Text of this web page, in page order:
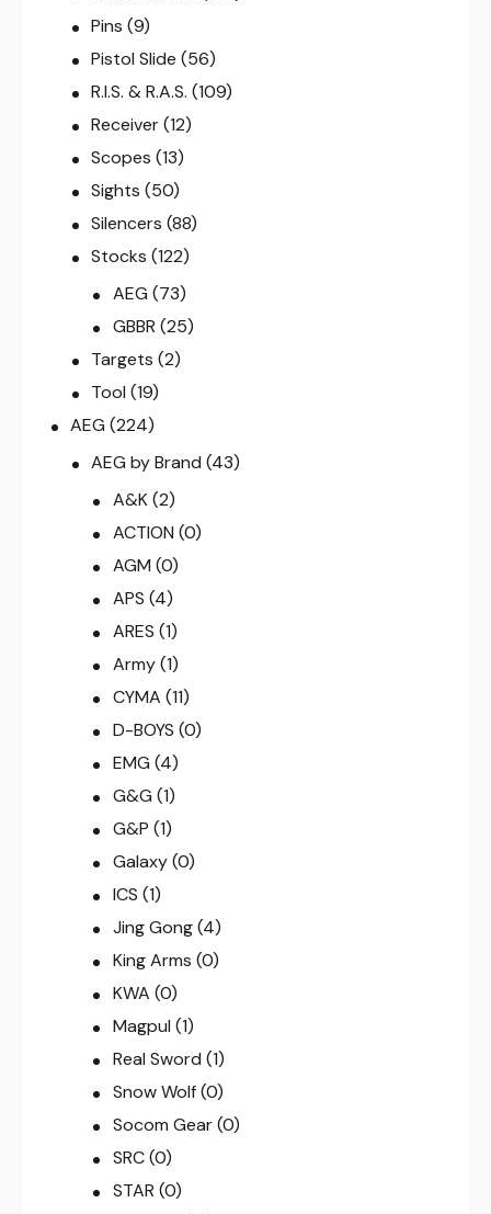
Pins (9)
Pistol Slide (56)
R.I.S. & R.A.S. (109)
Receiver (12)
Scopes (13)
Sights (50)
Silencers (88)
Stocks (122)
AEG (73)
GBBR (25)
Targets (2)
Tool (19)
AEG (224)
AEG by Brand (43)
A&K (2)
ACTION (0)
AGM (0)
APS (4)
ARES (1)
Army (1)
CYMA (11)
D-BOYS (0)
EMG (4)
G&G (1)
G&P (1)
Galaxy (0)
ICS (1)
Jing Gong (4)
King Arms (0)
KWA (0)
Magpul (1)
Real Sword (1)
Snow Wolf (0)
Socom Gear (0)
SRC (0)
STAR (0)